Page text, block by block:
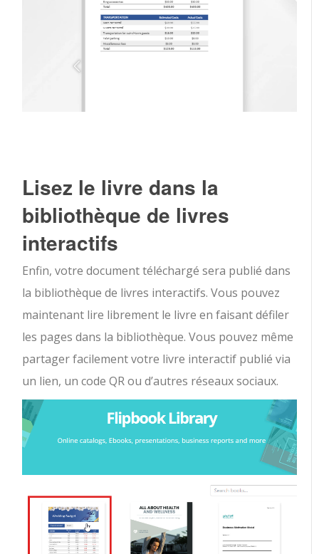
Lisez le livre dans la
bibliothèque de livres
interactifs
Enfin, votre document téléchargé sera publié dans
la bibliothèque de livres interactifs. Vous pouvez
maintenant lire librement le livre en faisant défiler
les pages dans la bibliothèque. Vous pouvez même
partager facilement votre livre interactif publié via
un lien, un code QR ou d’autres réseaux sociaux.